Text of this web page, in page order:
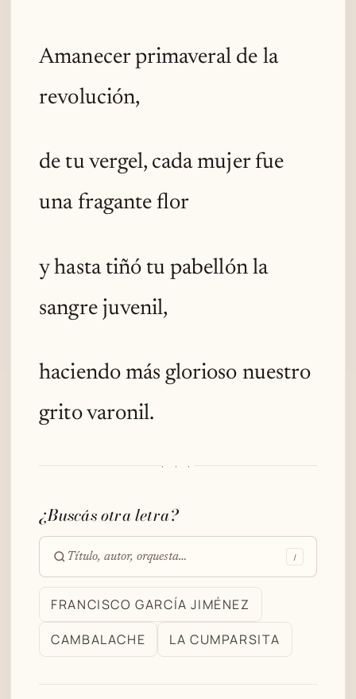
Amanecer primaveral de la
revolución,
de tu vergel, cada mujer fue
una fragante flor
y hasta tiñó tu pabellón la
sangre juvenil,
haciendo más glorioso nuestro
grito varonil.
· · ·
¿Buscás otra letra?
Buscar
en
archivo
/
FRANCISCO GARCÍA JIMÉNEZ
CAMBALACHE
LA CUMPARSITA